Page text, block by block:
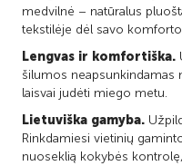
medvilnė – natūralus
tekstilėje dėl savo
Lengvas ir komfortiška.
šilumos neapsunkindamas
laisvai judėti miego metu.
Lietuviška gamyba.
Rinkdamiesi vietinių
nuoseklią kokybės